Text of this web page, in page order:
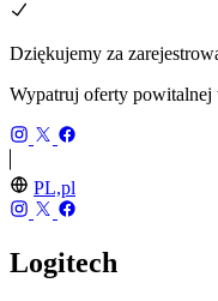
Dziękujemy za
Wypatruj oferty powitalnej
PL,pl
Logitech